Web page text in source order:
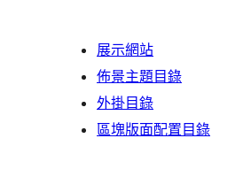
展示網站
佈景主題目錄
外掛目錄
區塊版面配置目錄